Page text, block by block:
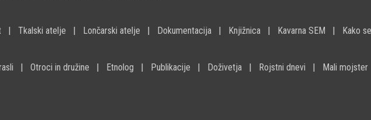
Tkalski atelje Lončarski atelje Dokumentacija Knjižnica Kavarna SEM Kako
Otroci in družine Etnolog Publikacije Doživetja Rojstni dnevi Mali mojster